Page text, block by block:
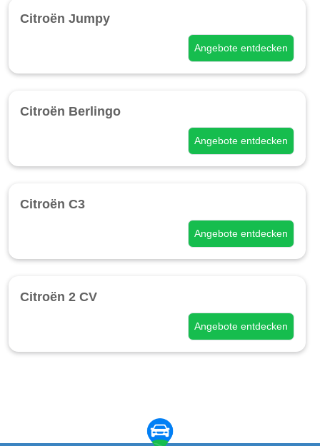
Citroën Jumpy
Angebote entdecken
Citroën Berlingo
Angebote entdecken
Citroën C3
Angebote entdecken
Citroën 2 CV
Angebote entdecken